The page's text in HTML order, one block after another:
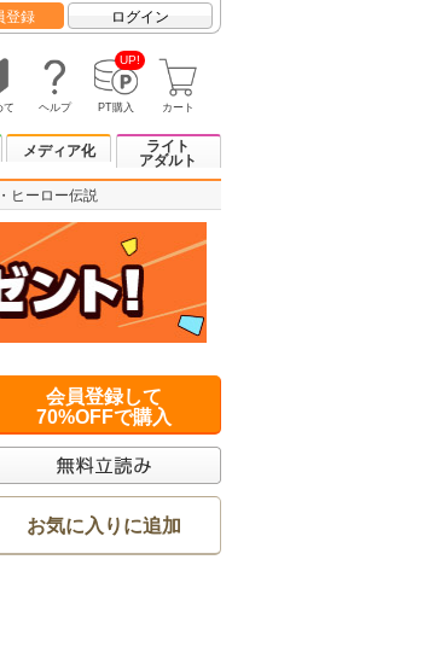
登録 ログイン
て ヘルプ
UP!
PT購入 カート
メディア化
ライト
アダルト
ヒーロー伝説
会員登録して
70%OFFで購入
お気に入りに追加